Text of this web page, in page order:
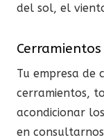
del sol, el
Tu empresa de
cerramientos,
acondicionar
en